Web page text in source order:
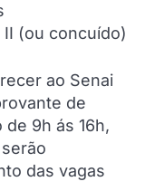
II (ou concuído)
ao Senai
de
9h ás 16h,
das vagas